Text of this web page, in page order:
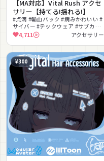
【MA対応】Vital Rush アクセ
サリー【持てる!揺れる!】
#点滴 #輸血パック #病みかわいい #
サイバー #テックウェア #サブカル
#持てる #揺れ物 #色変更可能 #撮影
向け
4,711 アクセサリー
¥300